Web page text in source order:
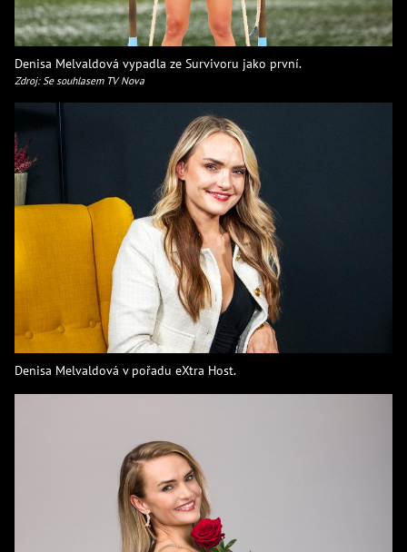
Denisa Melvaldová vypadla ze Survivoru jako první.
Zdroj: Se souhlasem TV Nova
Denisa Melvaldová v pořadu eXtra Host.